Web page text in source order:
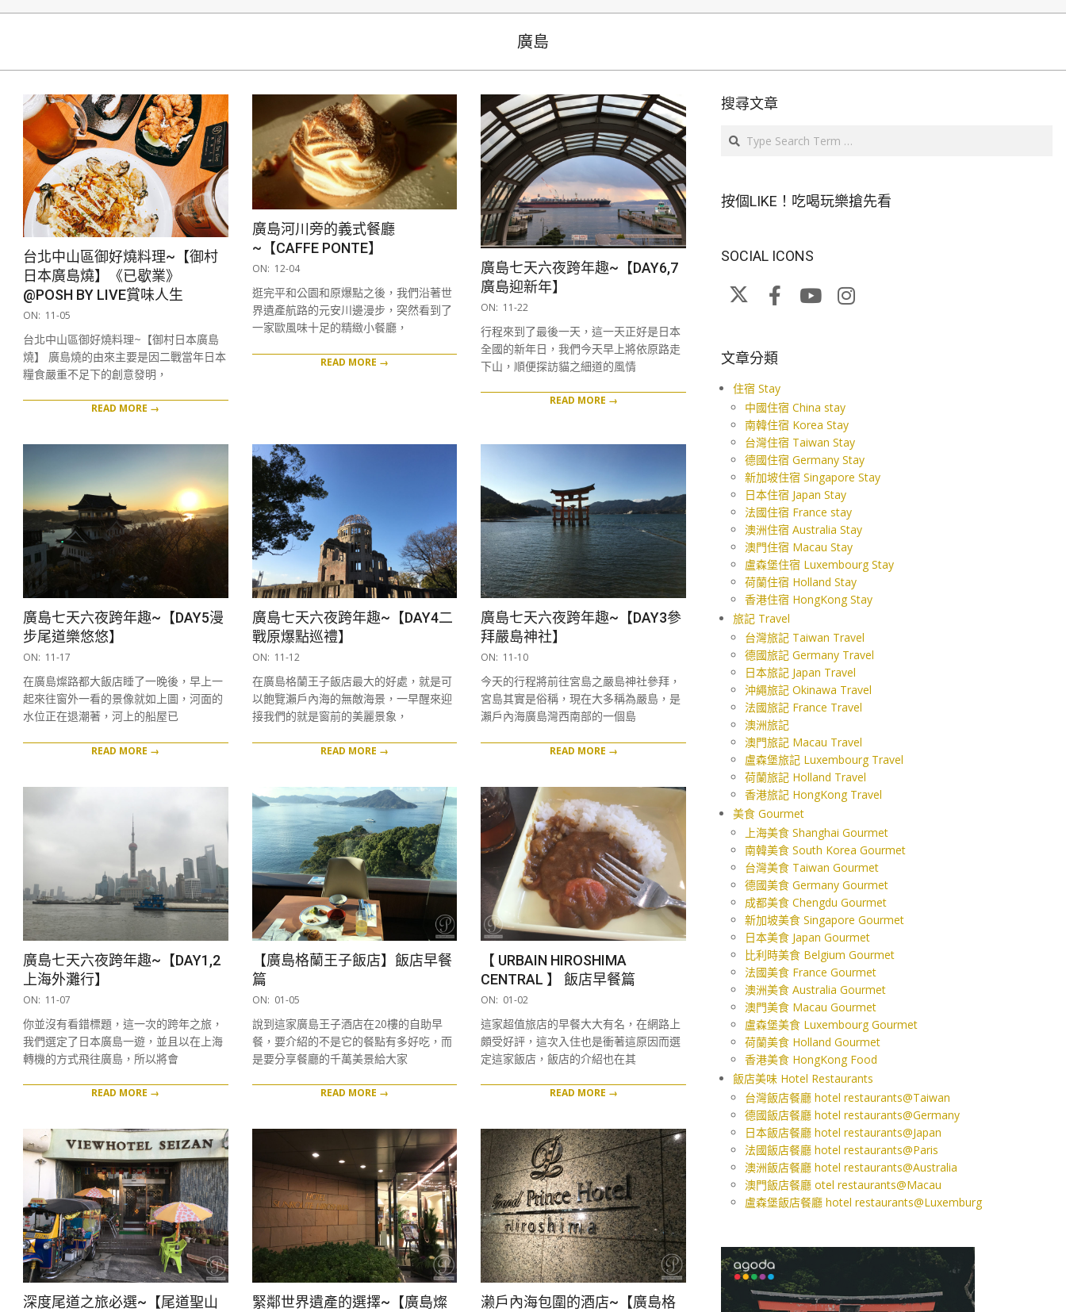
廣島
台北中山區御好燒料理~【御村
日本廣島燒】《已歇業》
@POSH BY LIVE賞味人生
2020-
05
ON: 11-05
台北中山區御好燒料理~【御村日本廣島
燒】 廣島燒的由來主要是因二戰當年日本
糧食嚴重不足下的創意發明，
READ MORE →
廣島河川旁的義式餐廳
~【CAFFE PONTE】
2017-
04
ON: 12-04
逛完平和公園和原爆點之後，我們沿著世
界遺產航路的元安川邊漫步，突然看到了
一家歐風味十足的精緻小餐廳，
READ MORE →
廣島七天六夜跨年趣~【DAY6,7
廣島迎新年】
2017-
22
ON: 11-22
行程來到了最後一天，這一天正好是日本
全國的新年日，我們今天早上將依原路走
下山，順便探訪貓之細道的風情
READ MORE →
廣島七天六夜跨年趣~【DAY5漫
步尾道樂悠悠】
2017-
17
ON: 11-17
在廣島燦路都大飯店睡了一晚後，早上一
起來往窗外一看的景像就如上圖，河面的
水位正在退潮著，河上的船屋已
READ MORE →
廣島七天六夜跨年趣~【DAY4二
戰原爆點巡禮】
2017-
12
ON: 11-12
在廣島格蘭王子飯店最大的好處，就是可
以飽覽瀨戶內海的無敵海景，一早醒來迎
接我們的就是窗前的美麗景象，
READ MORE →
廣島七天六夜跨年趣~【DAY3參
拜嚴島神社】
2017-
10
ON: 11-10
今天的行程將前往宮島之嚴島神社參拜，
宮島其實是俗稱，現在大多稱為嚴島，是
瀨戶內海廣島灣西南部的一個島
READ MORE →
廣島七天六夜跨年趣~【DAY1,2
上海外灘行】
2017-
07
ON: 11-07
你並沒有看錯標題，這一次的跨年之旅，
我們選定了日本廣島一遊，並且以在上海
轉機的方式飛往廣島，所以將會
READ MORE →
【廣島格蘭王子飯店】飯店早餐
篇
2017-
05
ON: 01-05
說到這家廣島王子酒店在20樓的自助早
餐，要介紹的不是它的餐點有多好吃，而
是要分享餐廳的千萬美景給大家
READ MORE →
【 URBAIN HIROSHIMA
CENTRAL 】 飯店早餐篇
2017-
02
ON: 01-02
這家超值旅店的早餐大大有名，在網路上
頗受好評，這次入住也是衝著這原因而選
定這家飯店，飯店的介紹也在其
READ MORE →
深度尾道之旅必選~【尾道聖山
緊鄰世界遺產的選擇~【廣島燦
濑戶內海包圍的酒店~【廣島格
搜尋文章
Search
按個LIKE！吃喝玩樂搶先看
SOCIAL ICONS
文章分類
住宿 Stay
中國住宿 China stay
南韓住宿 Korea Stay
台灣住宿 Taiwan Stay
德國住宿 Germany Stay
新加坡住宿 Singapore Stay
日本住宿 Japan Stay
法國住宿 France stay
澳洲住宿 Australia Stay
澳門住宿 Macau Stay
盧森堡住宿 Luxembourg Stay
荷蘭住宿 Holland Stay
香港住宿 HongKong Stay
旅記 Travel
台灣旅記 Taiwan Travel
德國旅記 Germany Travel
日本旅記 Japan Travel
沖繩旅記 Okinawa Travel
法國旅記 France Travel
澳洲旅記
澳門旅記 Macau Travel
盧森堡旅記 Luxembourg Travel
荷蘭旅記 Holland Travel
香港旅記 HongKong Travel
美食 Gourmet
上海美食 Shanghai Gourmet
南韓美食 South Korea Gourmet
台灣美食 Taiwan Gourmet
德國美食 Germany Gourmet
成都美食 Chengdu Gourmet
新加坡美食 Singapore Gourmet
日本美食 Japan Gourmet
比利時美食 Belgium Gourmet
法國美食 France Gourmet
澳洲美食 Australia Gourmet
澳門美食 Macau Gourmet
盧森堡美食 Luxembourg Gourmet
荷蘭美食 Holland Gourmet
香港美食 HongKong Food
飯店美味 Hotel Restaurants
台灣飯店餐廳 hotel restaurants@Taiwan
德國飯店餐廳 hotel restaurants@Germany
日本飯店餐廳 hotel restaurants@Japan
法國飯店餐廳 hotel restaurants@Paris
澳洲飯店餐廳 hotel restaurants@Australia
澳門飯店餐廳 otel restaurants@Macau
盧森堡飯店餐廳 hotel restaurants@Luxemburg